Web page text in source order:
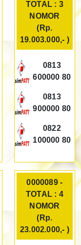
TOTAL : 3
NOMOR
(Rp.
19.003.000,- )
0813
600000 80
0813
900000 80
0822
100000 80
0000089 -
TOTAL : 4
NOMOR
(Rp.
23.002.000,- )